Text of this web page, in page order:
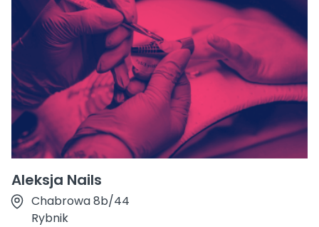
Aleksja Nails
Chabrowa 8b/44
Rybnik